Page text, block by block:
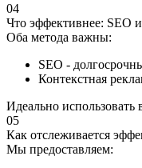
04
Что эффективнее: SEO
Оба метода важны:
SEO -
Контекстная
Идеально использовать
05
Как отслеживается
Мы предоставляем: